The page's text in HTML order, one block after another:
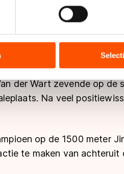
wijzigen of intrekken in de
over uw gebruik van
combineren met andere
kunnen gegevens
geldt volgens de GDPR.
ons
der Wart zevende op de
Na veel
op de 1500 meter
te maken van achteruit